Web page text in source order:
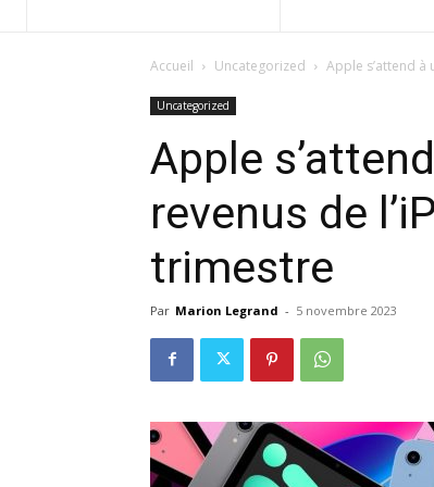
Accueil Uncategorized Apple s’attend à
Uncategorized
Apple
revenus de
trimestre
Par Marion Legrand - 5 novembre 2023